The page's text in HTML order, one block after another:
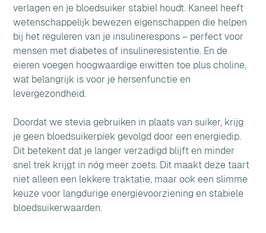
verlagen en je bloedsuiker stabiel houdt. Kaneel heeft
wetenschappelijk bewezen eigenschappen die helpen
bij het reguleren van je insulinerespons – perfect voor
mensen met diabetes of insulineresistentie. En de
eieren voegen hoogwaardige eiwitten toe plus choline,
wat belangrijk is voor je hersenfunctie en
levergezondheid.
Doordat we stevia gebruiken in plaats van suiker, krijg
je geen bloedsuikerpiek gevolgd door een energiedip.
Dit betekent dat je langer verzadigd blijft en minder
snel trek krijgt in nóg meer zoets. Dit maakt deze taart
niet alleen een lekkere traktatie, maar ook een slimme
keuze voor langdurige energievoorziening en stabiele
bloedsuikerwaarden.